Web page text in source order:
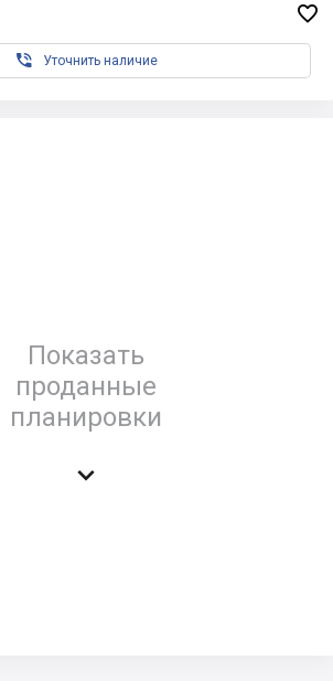

 Уточнить наличие
Показать
проданные
планировки
